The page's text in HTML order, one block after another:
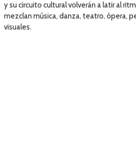
y su circuito cultural volverán a latir al
mezclan música, danza, teatro, ópera,
visuales.